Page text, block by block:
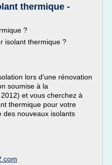
thermique -
?
isolant thermique ?
lors d'une rénovation
soumise à la
et vous cherchez à
thermique pour votre
des nouveaux isolants